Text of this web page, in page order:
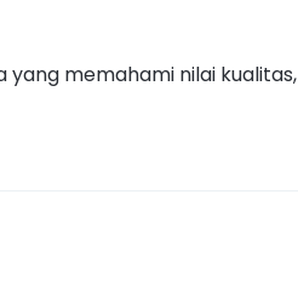
yang memahami nilai kualitas,